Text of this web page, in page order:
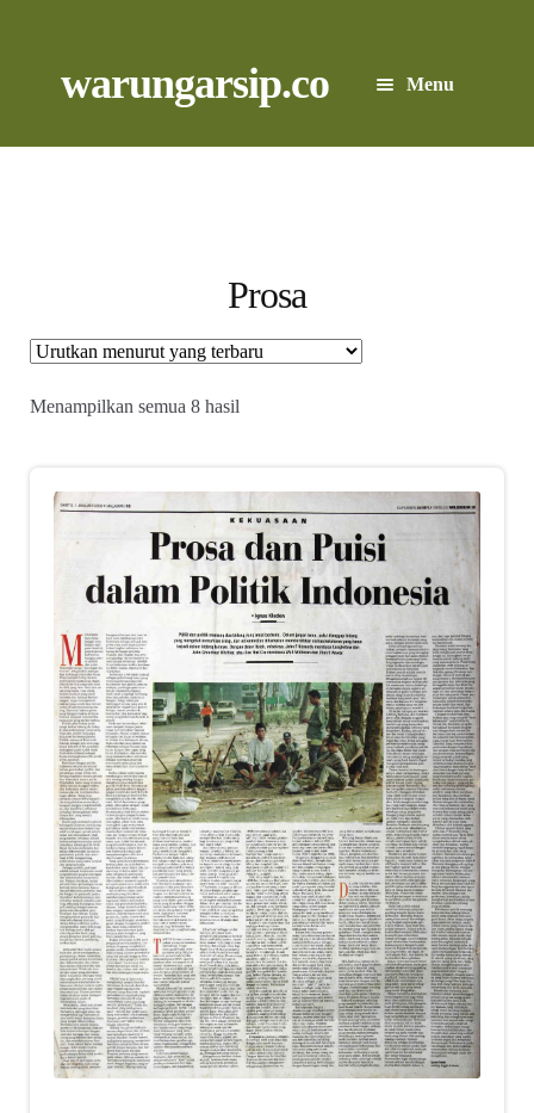
to
to
warungarsip.co Menu
Beranda
Foto
Suara
Expand
child
menu
Alamat
Rekening
Reseller
Prosa
Menampilkan semua 8 hasil